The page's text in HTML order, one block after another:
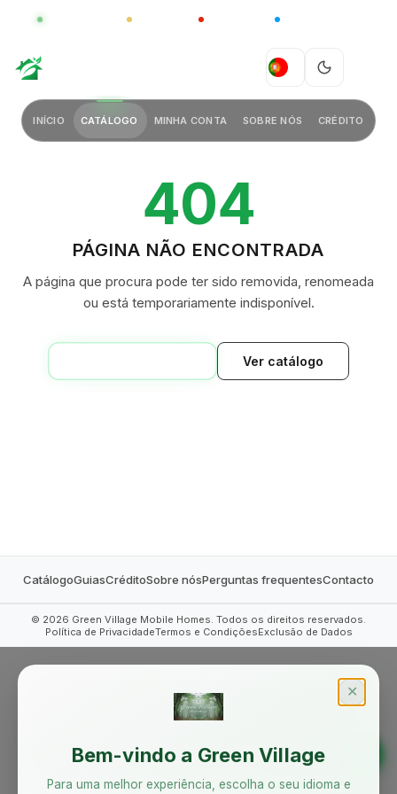
GLOBAL CHINA
PT
INÍCIO CATÁLOGO MINHA CONTA SOBRE NÓS CRÉDITO
404
PÁGINA NÃO ENCONTRADA
A página que procura pode ter sido removida, renomeada
ou está temporariamente indisponível.
Ver catálogo
CatálogoGuiasCréditoSobre nósPerguntas frequentesContacto
© 2026 Green Village Mobile Homes. Todos os direitos reservados.
Política de PrivacidadeTermos e CondiçõesExclusão de Dados
✕
Bem-vindo a Green Village
Para uma melhor experiência, escolha o seu idioma e